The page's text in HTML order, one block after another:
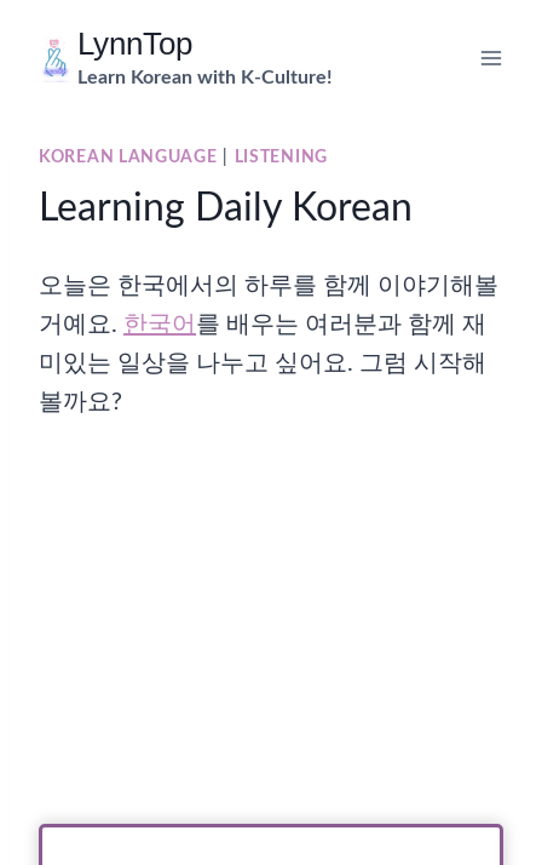
LynnTop
Learn Korean with K-Culture!
KOREAN LANGUAGE LISTENING
Learning Daily Korean
오늘은 한국에서의 하루를 함께 이야기해볼
거예요. 한국어 를 배우는 여러분과 함께 재
미있는 일상을 나누고 싶어요. 그럼 시작해
볼까요?